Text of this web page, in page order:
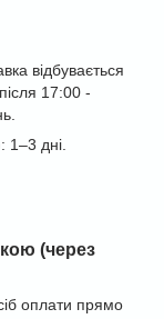
відбувається
17:00 -
дні.
(через
оплати прямо